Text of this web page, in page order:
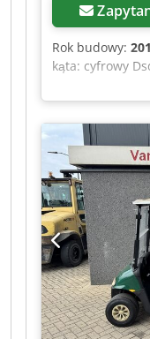
Rok budowy:
kąta: cyfrowy
wymiaru